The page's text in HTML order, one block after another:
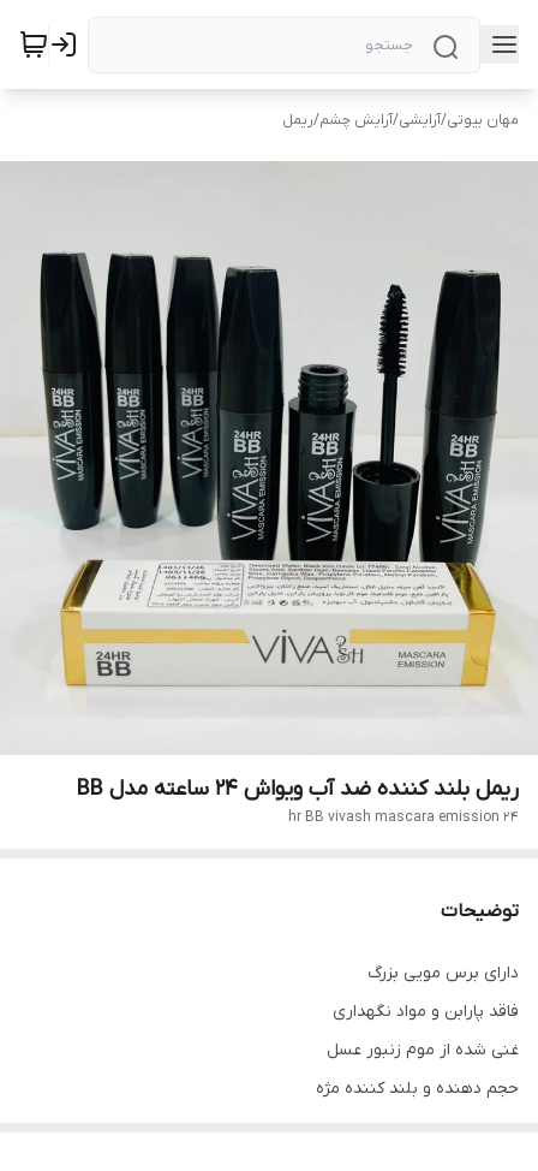
مهان بیوتی/آرایشی/آرایش چشم/ریمل
ریمل بلند کننده ضد آب ویواش 24 ساعته مدل BB
24 hr BB vivash mascara emission
توضیحات
دارای برس مویی بزرگ
فاقد پارابن و مواد نگهداری
غنی شده از موم زنبور عسل
حجم دهنده و بلند کننده مژه